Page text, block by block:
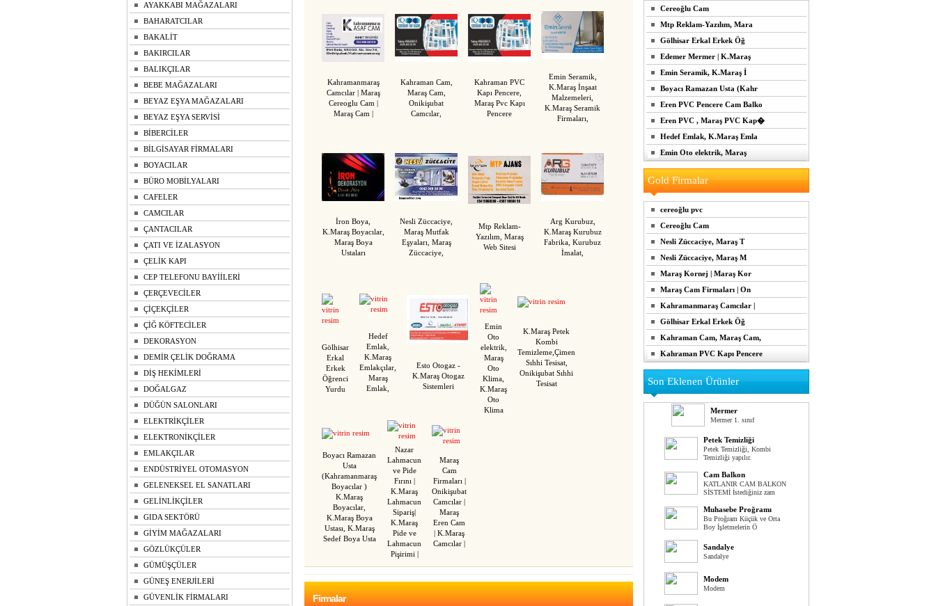
AYAKKABI MAĞAZALARI
BAHARATCILAR
BAKALİT
BAKIRCILAR
BALIKÇILAR
BEBE MAĞAZALARI
BEYAZ EŞYA MAĞAZALARI
BEYAZ EŞYA SERVİSİ
BİBERCİLER
BİLGİSAYAR FİRMALARI
BOYACILAR
BÜRO MOBİLYALARI
CAFELER
CAMCILAR
ÇANTACILAR
ÇATI VE İZALASYON
ÇELİK KAPI
CEP TELEFONU BAYİİLERİ
ÇERÇEVECİLER
ÇİÇEKÇİLER
ÇİĞ KÖFTECİLER
DEKORASYON
DEMİR ÇELİK DOĞRAMA
DİŞ HEKİMLERİ
DOĞALGAZ
DÜĞÜN SALONLARI
ELEKTRİKÇİLER
ELEKTRONİKÇİLER
EMLAKÇILAR
ENDÜSTRİYEL OTOMASYON
GELENEKSEL EL SANATLARI
GELİNLİKÇİLER
GIDA SEKTÖRÜ
GİYİM MAĞAZALARI
GÖZLÜKÇÜLER
GÜMÜŞÇÜLER
GÜNEŞ ENERJİLERİ
GÜVENLİK FİRMALARI
Kahramanmaraş
Camcılar | Maraş
Cereoglu Cam |
Maraş Cam |
Kahraman Cam,
Maraş Cam,
Onikişubat
Camcılar,
Kahraman PVC
Kapı Pencere,
Maraş Pvc Kapı
Pencere
Emin Seramik,
K.Maraş İnşaat
Malzemeleri,
K.Maraş Seramik
Firmaları,
İron Boya,
K.Maraş Boyacılar,
Maraş Boya
Ustaları
Nesli Züccaciye,
Maraş Mutfak
Eşyaları, Maraş
Züccaciye,
Mtp Reklam-
Yazılım, Maraş
Web Sitesi
Arg Kurubuz,
K.Maraş Kurubuz
Fabrika, Kurubuz
İmalat,
Gölhisar
Erkal
Erkek
Öğrenci
Yurdu
Hedef
Emlak,
K.Maraş
Emlakçılar,
Maraş
Emlak,
Esto Otogaz -
K.Maraş Otogaz
Sistemleri
Emin
Oto
elektrik,
Maraş
Oto
Klima,
K.Maraş
Oto
Klima
K.Maraş Petek
Kombi
Temizleme,Çimen
Sıhhi Tesisat,
Onikişubat Sıhhi
Tesisat
Boyacı Ramazan
Usta
(Kahramanmaraş
Boyacılar )
K.Maraş
Boyacılar,
K.Maraş Boya
Ustası, K.Maraş
Sedef Boya Usta
Nazar
Lahmacun
ve Pide
Fırını |
K.Maraş
Lahmacun
Sipariş|
K.Maraş
Pide ve
Lahmacun
Pişirimi |
Maraş
Cam
Firmaları |
Onikişubat
Camcılar |
Maraş
Eren Cam
| K.Maraş
Camcılar |
Firmalar
Cereoğlu Cam
Mtp Reklam-Yazılım, Mara
Gölhisar Erkal Erkek Öğ
Edemer Mermer | K.Maraş
Emin Seramik, K.Maraş İ
Boyacı Ramazan Usta (Kahr
Eren PVC Pencere Cam Balko
Eren PVC , Maraş PVC Kap�
Hedef Emlak, K.Maraş Emla
Emin Oto elektrik, Maraş
Gold Firmalar
cereoğlu pvc
Cereoğlu Cam
Nesli Züccaciye, Maraş T
Nesli Züccaciye, Maraş M
Maraş Kornej | Maraş Kor
Maraş Cam Firmaları | On
Kahramanmaraş Camcılar |
Gölhisar Erkal Erkek Öğ
Kahraman Cam, Maraş Cam,
Kahraman PVC Kapı Pencere
Son Eklenen Ürünler
Mermer
Mermer 1. sınıf
Petek Temizliği
Petek Temizliği, Kombi
Temizliği yapılır.
Cam Balkon
KATLANIR CAM BALKON
SİSTEMİ İstediğiniz zam
Muhasebe Proğramı
Bu Proğram Küçük ve Orta
Boy İşletmelerin Ö
Sandalye
Sandalye
Modem
Modem